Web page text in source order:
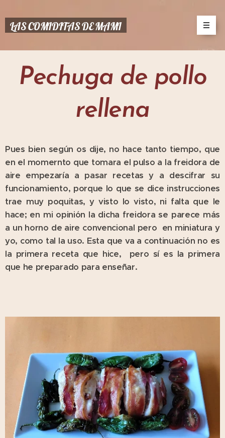
LAS COMIDITAS DE MAMI
Pechuga de pollo
rellena
Pues bien según os dije, no hace tanto tiempo, que
en el momernto que tomara el pulso a la freidora de
aire empezaría a pasar recetas y a descifrar su
funcionamiento, porque lo que se dice instrucciones
trae muy poquitas, y visto lo visto, ni falta que le
hace; en mi opinión la dicha freidora se parece más
a un horno de aire convencional pero en miniatura y
yo, como tal la uso. Esta que va a continuación no es
la primera receta que hice, pero sí es la primera
que he preparado para enseñar.